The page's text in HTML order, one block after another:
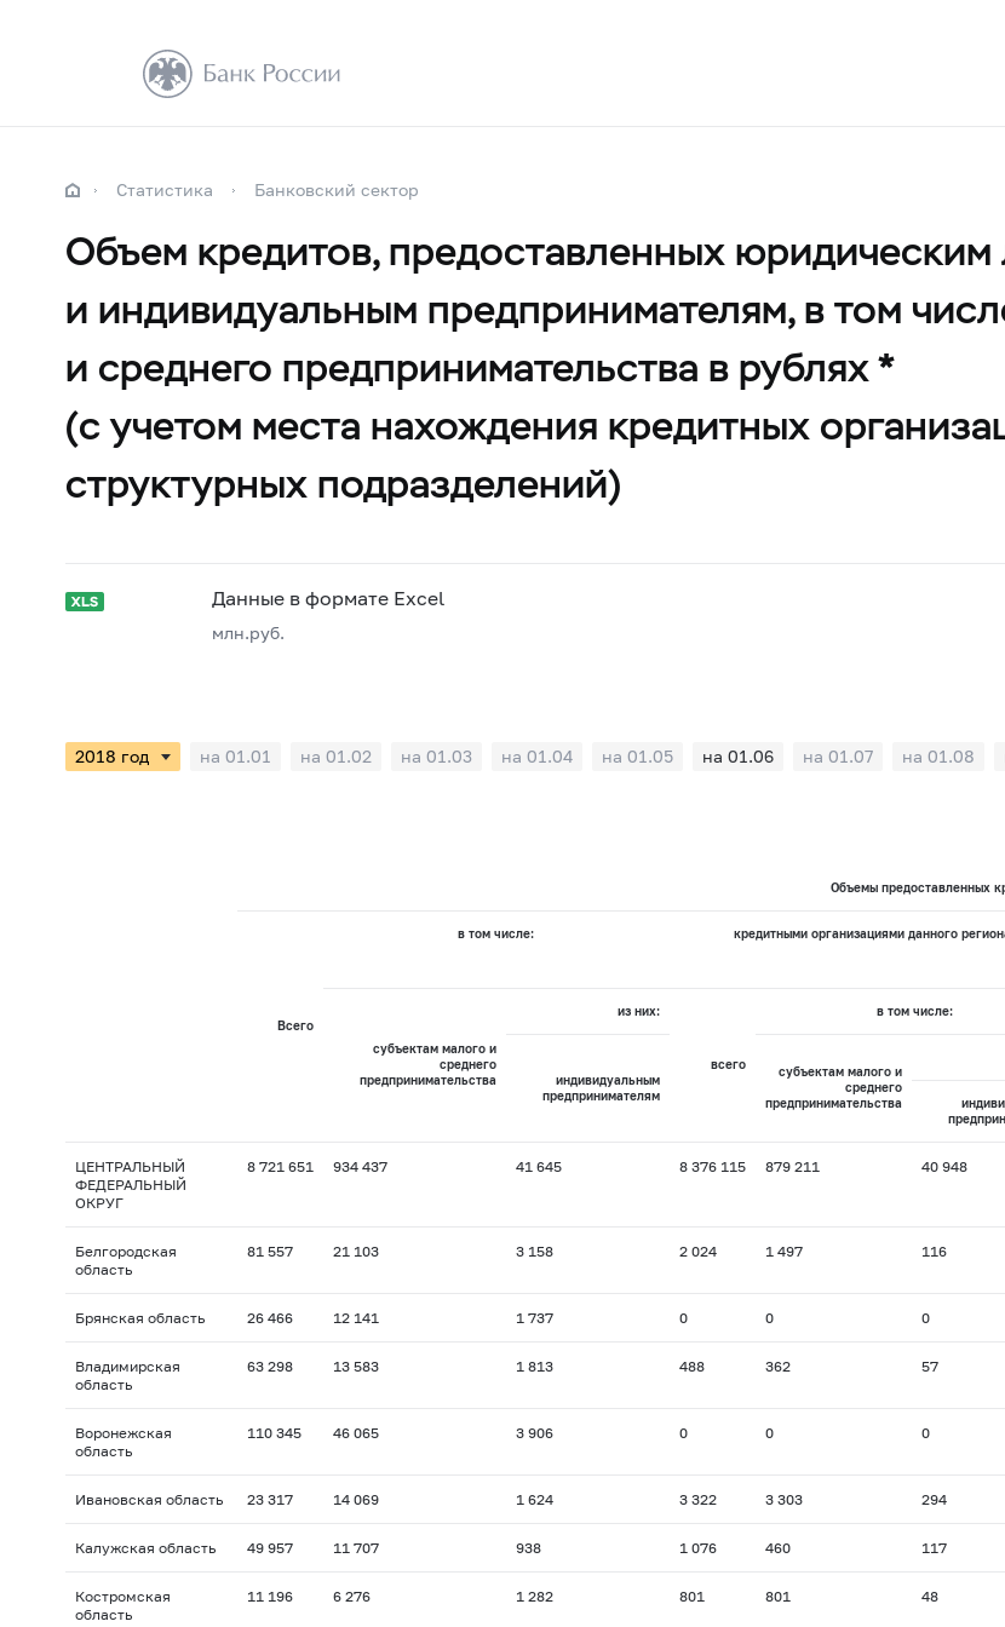
Статистика Банковский сектор
Объем кредитов, предоставленных
и индивидуальным предпринимателям, в том
и среднего предпринимательства в рублях *
(с учетом места нахождения кредитных
структурных подразделений)
Данные в формате Excel
млн.руб.
на 01.01 на 01.02 на 01.03 на 01.04 на 01.05 на 01.06 на 01.07 на 01.08
Объемы предоставленных
Всего
в том числе: кредитными организациями данного
субъектам малого и
среднего
предпринимательства
из них:
всего
в том числе:
индивидуальным
предпринимателям
субъектам малого и
среднего
предпринимательства
ЦЕНТРАЛЬНЫЙ
ФЕДЕРАЛЬНЫЙ
ОКРУГ
8 721 651 934 437 41 645 8 376 115 879 211 40 948
Белгородская
область
81 557 21 103 3 158 2 024 1 497 116
Брянская область 26 466 12 141 1 737 0 0 0
Владимирская
область
63 298 13 583 1 813 488 362 57
Воронежская
область
110 345 46 065 3 906 0 0 0
Ивановская область 23 317 14 069 1 624 3 322 3 303 294
Калужская область 49 957 11 707 938 1 076 460 117
Костромская
область
11 196 6 276 1 282 801 801 48